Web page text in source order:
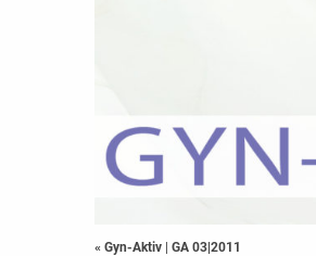
« Gyn-Aktiv | GA 03|2011